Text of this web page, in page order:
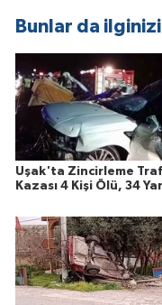
Bunlar da
Uşak'ta Zincirleme
Kazası 4 Kişi Ölü, 34